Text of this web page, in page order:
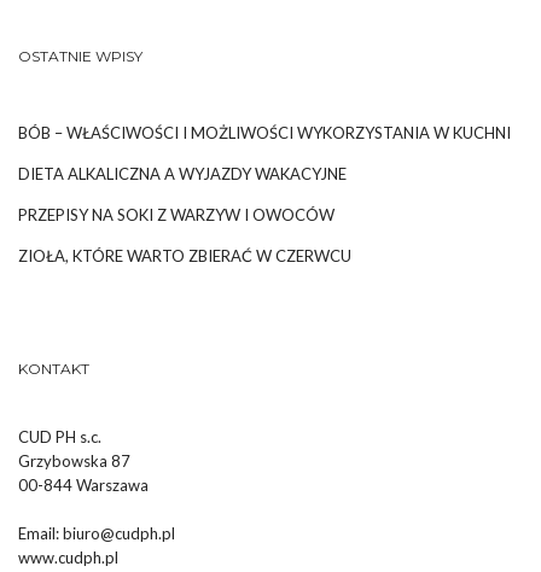
OSTATNIE WPISY
BÓB – WŁAŚCIWOŚCI I MOŻLIWOŚCI WYKORZYSTANIA W KUCHNI
DIETA ALKALICZNA A WYJAZDY WAKACYJNE
PRZEPISY NA SOKI Z WARZYW I OWOCÓW
ZIOŁA, KTÓRE WARTO ZBIERAĆ W CZERWCU
KONTAKT
CUD PH s.c.
Grzybowska 87
00-844 Warszawa
Email:biuro@cudph.pl
www.cudph.pl